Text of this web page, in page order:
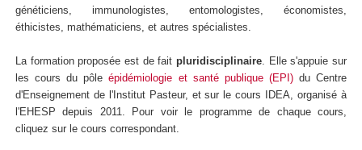
généticiens, immunologistes, entomologistes, économistes,
éthicistes, mathématiciens, et autres spécialistes.
La formation proposée est de fait pluridisciplinaire . Elle s'appuie sur
les cours du pôleépidémiologie et santé publique (EPI)du Centre
d'Enseignement de l'Institut Pasteur, et sur le cours IDEA, organisé à
l'EHESP depuis 2011.
Pour voir le programme de chaque cours,
cliquez sur le cours correspondant.